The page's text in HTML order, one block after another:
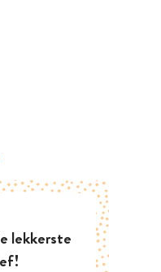
lekkerste